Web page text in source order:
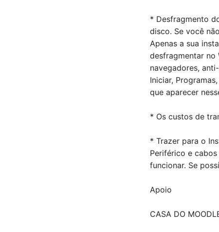
* Desfragmento
disco. Se você
Apenas a sua
desfragmentar no
navegadores,
Iniciar,
que aparecer
* Os custos de
* Trazer para o
Periférico e
funcionar. Se
Apoio
CASA DO